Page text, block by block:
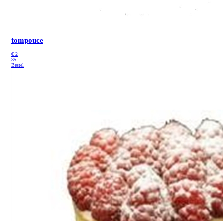
tompouce
€ 2
35
Bestel